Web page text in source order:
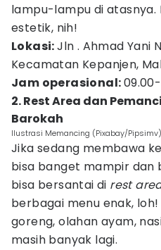
lampu-lampu di atasnya.
estetik, nih!
Lokasi:Jln . Ahmad Yani
Kecamatan Kepanjen,
Jam operasional:
2. Rest Area dan
Barokah
Ilustrasi Memancing (Pixabay/Pipsimv)
Jika sedang membawa
bisa banget mampir dan
bisa bersantai di rest
berbagai menu enak,
goreng, olahan ayam,
masih banyak lagi.